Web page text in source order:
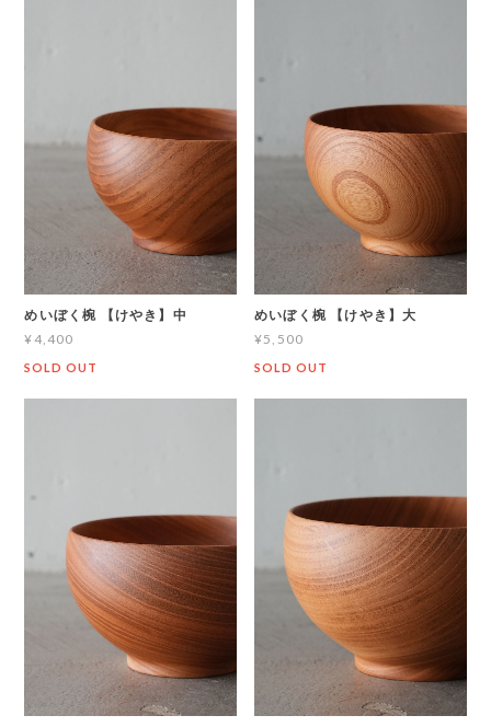
めいぼく椀 【けやき】中
¥4,400
SOLD OUT
めいぼく椀 【けやき】大
¥5,500
SOLD OUT